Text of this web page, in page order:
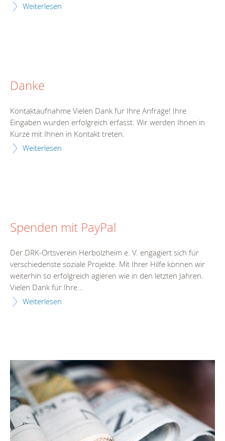
Weiterlesen
Danke
Kontaktaufnahme Vielen Dank für Ihre Anfrage! Ihre
Eingaben wurden erfolgreich erfasst. Wir werden Ihnen in
Kürze mit Ihnen in Kontakt treten.
Weiterlesen
Spenden mit PayPal
Der DRK-Ortsverein Herbolzheim e. V. engagiert sich für
verschiedenste soziale Projekte. Mit Ihrer Hilfe können wir
weiterhin so erfolgreich agieren wie in den letzten Jahren.
Vielen Dank für Ihre...
Weiterlesen